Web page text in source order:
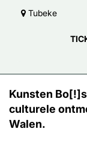
Tubeke
Kunsten
culturele
Walen.